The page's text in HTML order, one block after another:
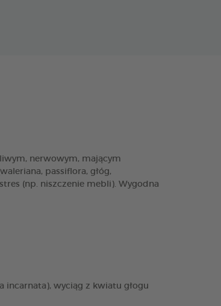
nerwowym, mającym
passiflora, głóg,
(np. niszczenie mebli). Wygodna
incarnata), wyciąg z kwiatu głogu